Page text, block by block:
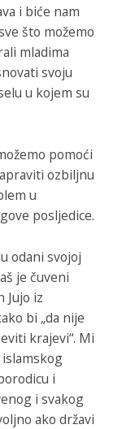
i biće nam
što možemo
mladima
svoju
u kojem su
pomoći
ozbiljnu
u
posljedice.
odani svojoj
je čuveni
Jujo iz
bi „da nije
krajevi“. Mi
i
i svakog
ako državi